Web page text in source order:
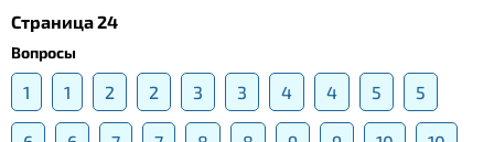
Страница 24
Вопросы
1 1 2 2 3 3 4 4 5 5